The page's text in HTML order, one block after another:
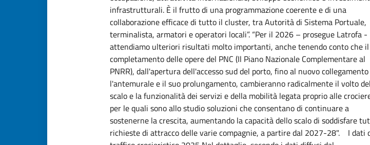
infrastrutturali. È il frutto di una programmazione coerente e di una
collaborazione efficace di tutto il cluster, tra Autorità di Sistema Portuale,
terminalista, armatori e operatori locali”. “Per il 2026 – prosegue Latrofa -
attendiamo ulteriori risultati molto importanti, anche tenendo conto che il
completamento delle opere del PNC (Il Piano Nazionale Complementare al
PNRR), dall'apertura dell'accesso sud del porto, fino al nuovo
l'antemurale e il suo prolungamento, cambieranno radicalmente il volto
scalo e la funzionalità dei servizi e della mobilità legata proprio alle
per le quali sono allo studio soluzioni che consentano di continuare a
sostenerne la crescita, aumentando la capacità dello scalo di soddisfare
richieste di attracco delle varie compagnie, a partire dal 2027-28". I dati